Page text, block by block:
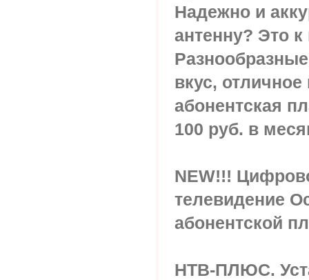
Надежно и
антенну? Это
вкус,
абонентская
100 руб. в
NEW!!!
телевидение
абонентской
НТВ-ПЛЮС.